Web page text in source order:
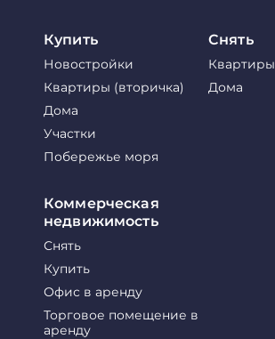
Купить
Новостройки
Квартиры (вторичка)
Дома
Участки
Побережье моря
Снять
Квартиры
Дома
Коммерческая
недвижимость
Снять
Купить
Офис в аренду
Торговое помещение в
аренду